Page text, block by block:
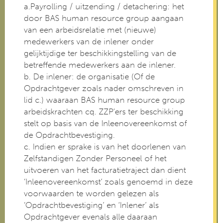
a.Payrolling / uitzending / detachering: het
door BAS human resource group aangaan
van een arbeidsrelatie met (nieuwe)
medewerkers van de inlener onder
gelijktijdige ter beschikkingstelling van de
betreffende medewerkers aan de inlener.
b. De inlener: de organisatie (Of de
Opdrachtgever zoals nader omschreven in
lid c.) waaraan BAS human resource group
arbeidskrachten cq. ZZP’ers ter beschikking
stelt op basis van de Inleenovereenkomst of
de Opdrachtbevestiging.
c. Indien er sprake is van het doorlenen van
Zelfstandigen Zonder Personeel of het
uitvoeren van het facturatietraject dan dient
‘Inleenovereenkomst’ zoals genoemd in deze
voorwaarden te worden gelezen als
‘Opdrachtbevestiging’ en ‘Inlener’ als
Opdrachtgever evenals alle daaraan